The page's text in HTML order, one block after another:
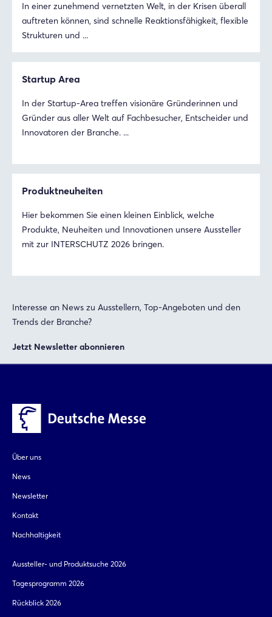
In einer zunehmend vernetzten Welt, in der Krisen überall
auftreten können, sind schnelle Reaktionsfähigkeit, flexible
Strukturen und ...
Startup Area
In der Startup-Area treffen visionäre Gründerinnen und
Gründer aus aller Welt auf Fachbesucher, Entscheider und
Innovatoren der Branche. ...
Produktneuheiten
Hier bekommen Sie einen kleinen Einblick, welche
Produkte, Neuheiten und Innovationen unsere Aussteller
mit zur INTERSCHUTZ 2026 bringen.
Interesse an News zu Ausstellern, Top-Angeboten und den
Trends der Branche?
Jetzt Newsletter abonnieren
Über uns
News
Newsletter
Kontakt
Nachhaltigkeit
Aussteller- und Produktsuche 2026
Tagesprogramm 2026
Rückblick 2026
Einloggen
Noch nicht angemeldet?
Jetzt registrieren